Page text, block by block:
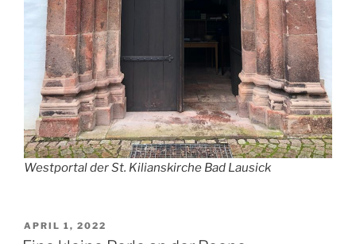
Westportal der St. Kilianskirche Bad Lausick
VERÖFFENTLICHT
AM
APRIL 1, 2022